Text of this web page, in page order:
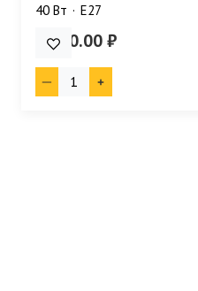
40 Bт E27
4 090.00 ₽